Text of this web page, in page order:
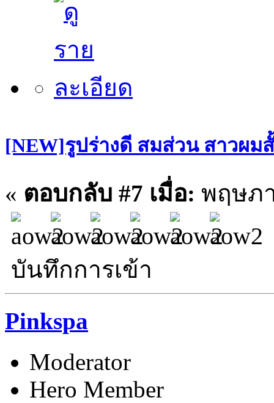
[NEW]รูปร่างดี สมส่วน สาวผม
« ตอบกลับ #7 เมื่อ: พฤษภา
บันทึกการเข้า
Pinkspa
Moderator
Hero Member